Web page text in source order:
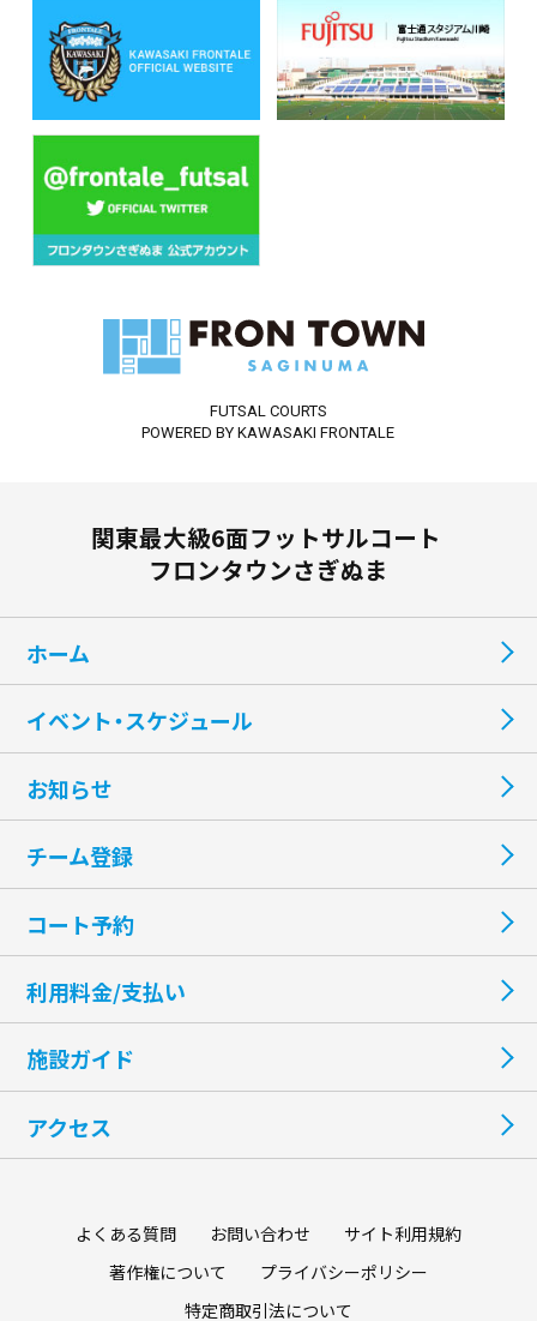
FUTSAL COURTS
POWERED BY KAWASAKI FRONTALE
関東最大級6面フットサルコート
フロンタウンさぎぬま
ホーム
よくある質問 お問い合わせ
サイト利用規約
著作権について
プライバシーポリシー
特定商取引法について
イベント・スケジュール
お知らせ
チーム登録
コート予約
利用料金/支払い
施設ガイド
アクセス